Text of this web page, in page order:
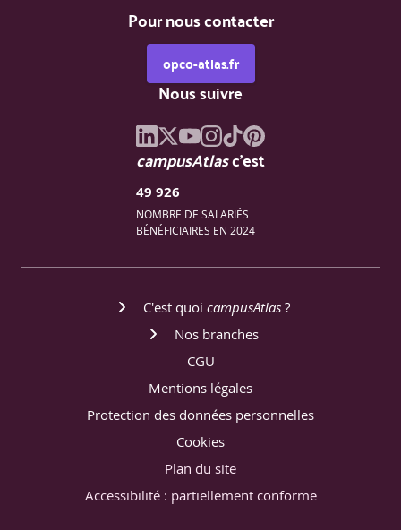
Pour nous contacter
opco-atlas.fr
Nous suivre
campusAtlasc'est
49 926
NOMBRE DE SALARIÉS
BÉNÉFICIAIRES EN 2024
C'est quoi campusAtlas ?
Nos branches
CGU
Mentions légales
Protection des données personnelles
Cookies
Plan du site
Accessibilité : partiellement conforme